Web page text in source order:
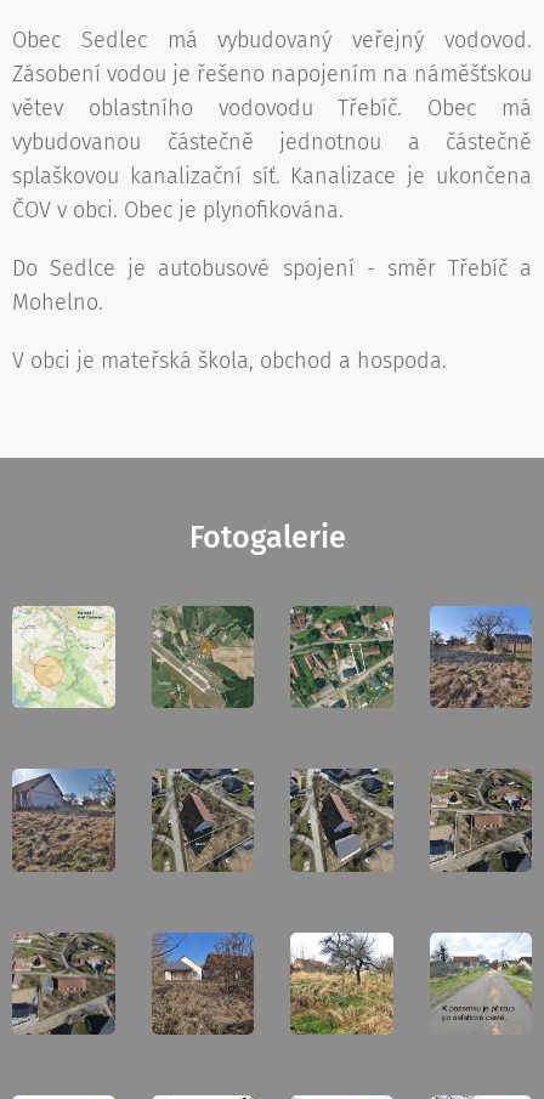
Obec Sedlec má vybudovaný veřejný vodovod.
Zásobení vodou je řešeno napojením na náměšťskou
větev oblastního vodovodu Třebíč. Obec má
vybudovanou částečně jednotnou a částečně
splaškovou kanalizační síť. Kanalizace je ukončena
ČOV v obci. Obec je plynofikována.
Do Sedlce je autobusové spojení - směr Třebíč a
Mohelno.
V obci je mateřská škola, obchod a hospoda.
Fotogalerie